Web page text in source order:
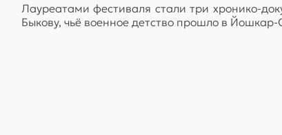
Лауреатами фестиваля стали три хронико-
Быкову, чьё военное детство прошло в